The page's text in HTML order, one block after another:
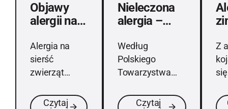
Objawy
alergii na
zwierząt
domowych
Alergia na
sierść
zwierząt
jest częstym
Czytaj
Nieleczona
alergia –
możliwe
następstwa
Według
Polskiego
Towarzystwa
na alergię cierpi
Czytaj
Z
się